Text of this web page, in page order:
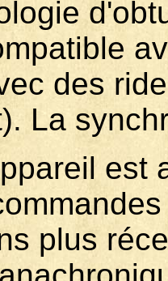
des
La
est
plus